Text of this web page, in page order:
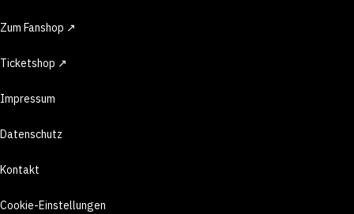
Zum Fanshop ↗
Ticketshop ↗
Impressum
Datenschutz
Kontakt
Cookie-Einstellungen